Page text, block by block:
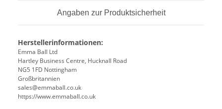
Angaben zur Produktsicherheit
Herstellerinformationen:
Emma Ball Ltd
Hartley Business Centre, Hucknall Road
NG5 1FD Nottingham
Großbritannien
sales@emmaball.co.uk
https://www.emmaball.co.uk